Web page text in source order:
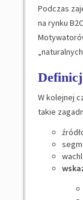
Podczas
na rynku
W kolejnej
takie